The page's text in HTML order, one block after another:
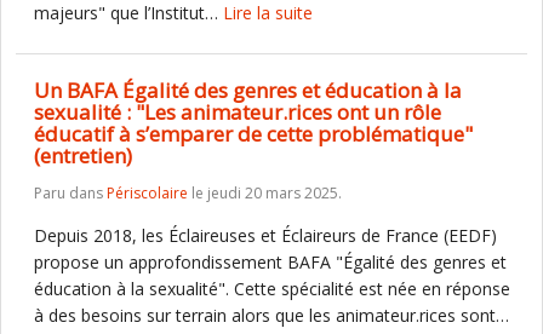
majeurs" que l’Institut… Lire la suite
Un BAFA Égalité des genres et éducation à la
sexualité : "Les animateur.rices ont un rôle
éducatif à s’emparer de cette problématique"
(entretien)
Paru dansPériscolaire le jeudi 20 mars 2025.
Depuis 2018, les Éclaireuses et Éclaireurs de France (EEDF)
propose un approfondissement BAFA "Égalité des genres et
éducation à la sexualité". Cette spécialité est née en réponse
à des besoins sur terrain alors que les animateur.rices sont…